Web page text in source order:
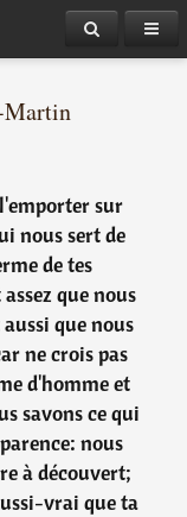
Martin
sur
nous sert de
de tes
que nous
que nous
ne crois pas
d'homme et
savons ce qui
nous
à découvert;
vrai que ta